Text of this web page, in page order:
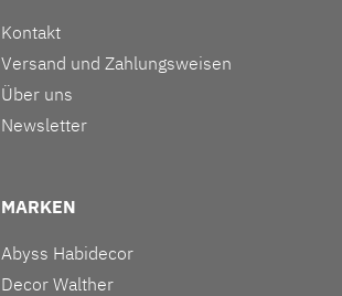
Kontakt
Versand und Zahlungsweisen
Über uns
Newsletter
MARKEN
Abyss Habidecor
Decor Walther